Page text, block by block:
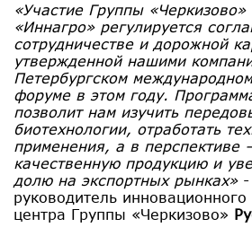
«Участие Группы «Черкизово»
«Иннагро» регулируется
сотрудничестве и дорожной
утвержденной нашими
Петербургском
форуме в этом году.
позволит нам изучить
биотехнологии, отработать
применения, а в перспективе
качественную продукцию и
долю на экспортных рынках»-
руководитель инновационного
центра Группы «Черкизово»